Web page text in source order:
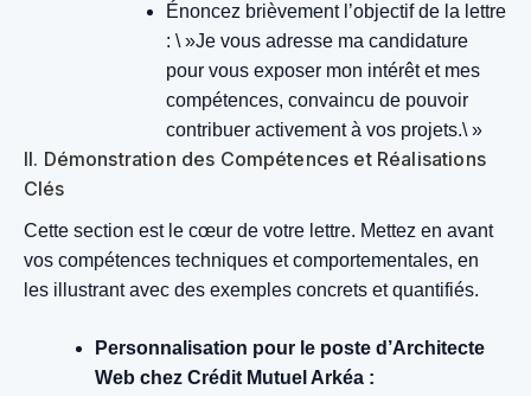
Énoncez brièvement l’objectif de la lettre
: \ »Je vous adresse ma candidature
pour vous exposer mon intérêt et mes
compétences, convaincu de pouvoir
contribuer activement à vos projets.\ »
II. Démonstration des Compétences et Réalisations
Clés
Cette section est le cœur de votre lettre. Mettez en avant
vos compétences techniques et comportementales, en
les illustrant avec des exemples concrets et quantifiés.
Personnalisation pour le poste d’Architecte
Web chez Crédit Mutuel Arkéa :